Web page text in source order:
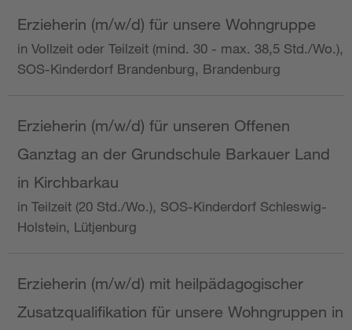
Erzieherin (m/w/d) für unsere Wohngruppe
in Vollzeit oder Teilzeit (mind. 30 - max. 38,5 Std./Wo.),
SOS-Kinderdorf Brandenburg, Brandenburg
Erzieherin (m/w/d) für unseren Offenen
Ganztag an der Grundschule Barkauer Land
in Kirchbarkau
in Teilzeit (20 Std./Wo.), SOS-Kinderdorf Schleswig-
Holstein, Lütjenburg
Erzieherin (m/w/d) mit heilpädagogischer
Zusatzqualifikation für unsere Wohngruppen in